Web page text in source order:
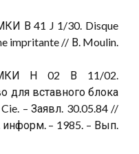
В 41 J 1/30. Disque
impritante // В. Moulin.
Н 02 В 11/02.
для вставного блока
– Заявл. 30.05.84 //
– 1985. – Вып.